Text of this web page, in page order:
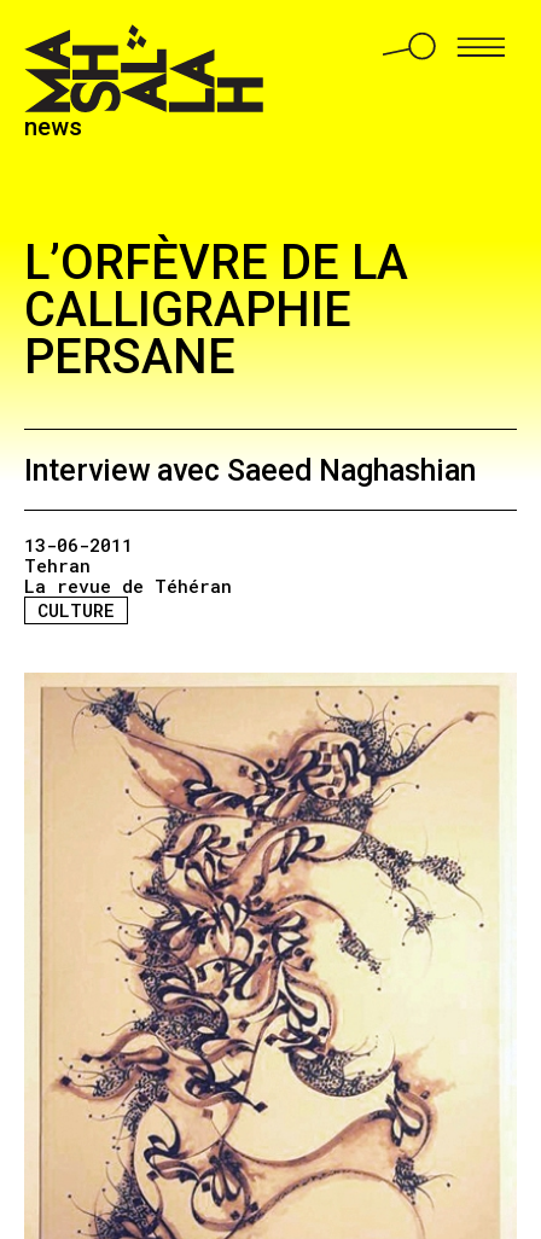
news
L’ORFÈVRE DE LA
CALLIGRAPHIE
PERSANE
Interview avec Saeed Naghashian
13-06-2011
Tehran
La revue de Téhéran
CULTURE